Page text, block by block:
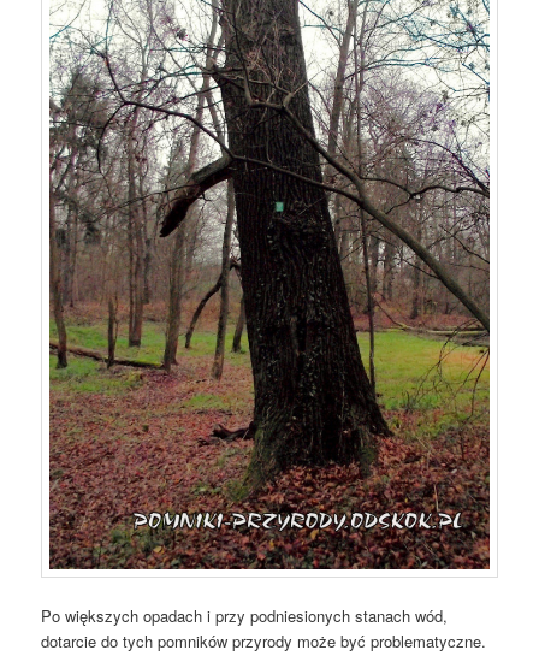
Po większych opadach i przy podniesionych stanach wód,
dotarcie do tych pomników przyrody może być problematyczne.